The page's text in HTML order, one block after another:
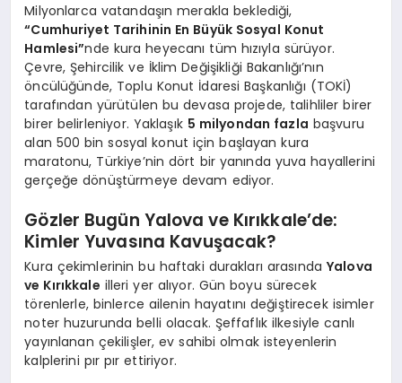
Milyonlarca vatandaşın merakla beklediği,
“Cumhuriyet Tarihinin En Büyük Sosyal Konut
Hamlesi”nde kura heyecanı tüm hızıyla sürüyor.
Çevre, Şehircilik ve İklim Değişikliği Bakanlığı’nın
öncülüğünde, Toplu Konut İdaresi Başkanlığı (TOKİ)
tarafından yürütülen bu devasa projede, talihliler birer
birer belirleniyor. Yaklaşık 5 milyondan fazla başvuru
alan 500 bin sosyal konut için başlayan kura
maratonu, Türkiye’nin dört bir yanında yuva hayallerini
gerçeğe dönüştürmeye devam ediyor.
Gözler Bugün Yalova ve Kırıkkale’de:
Kimler Yuvasına Kavuşacak?
Kura çekimlerinin bu haftaki durakları arasında Yalova
ve Kırıkkale illeri yer alıyor. Gün boyu sürecek
törenlerle, binlerce ailenin hayatını değiştirecek isimler
noter huzurunda belli olacak. Şeffaflık ilkesiyle canlı
yayınlanan çekilişler, ev sahibi olmak isteyenlerin
kalplerini pır pır ettiriyor.